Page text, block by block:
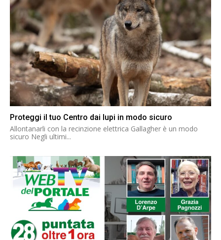
Proteggi il tuo Centro dai lupi in modo sicuro
Allontanarli con la recinzione elettrica Gallagher è un modo
sicuro Negli ultimi...